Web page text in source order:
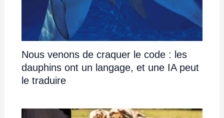
Nous venons de craquer le code : les
dauphins ont un langage, et une IA peut
le traduire